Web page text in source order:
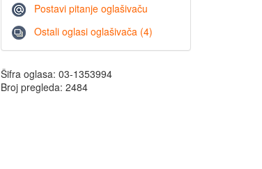
Postavi pitanje oglašivaču
Ostali oglasi oglašivača (4)
Šifra oglasa: 03-1353994
Broj pregleda: 2484